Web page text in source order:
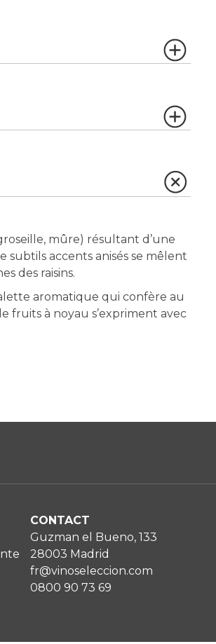
mûre) résultant d’une
accents anisés se mêlent
des raisins.
aromatique qui confère au
fruits à noyau s’expriment avec
CONTACT
Guzman el Bueno, 133
28003 Madrid
fr@vinoseleccion.com
0800 90 73 69